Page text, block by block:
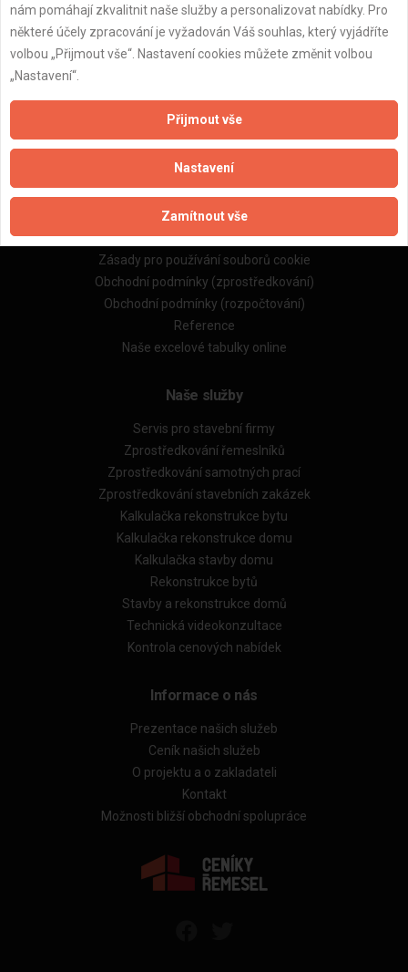
ZPĚT
Naše firmy a řemeslníci
Zpracování a ochrana osobních údajů
Zásady pro používání souborů cookie
Obchodní podmínky (zprostředkování)
Obchodní podmínky (rozpočtování)
Reference
Naše excelové tabulky online
Naše služby
Servis pro stavební firmy
Zprostředkování řemeslníků
Zprostředkování samotných prací
Zprostředkování stavebních zakázek
Kalkulačka rekonstrukce bytu
Kalkulačka rekonstrukce domu
Kalkulačka stavby domu
Rekonstrukce bytů
Stavby a rekonstrukce domů
Technická videokonzultace
Kontrola cenových nabídek
Informace o nás
Prezentace našich služeb
Ceník našich služeb
O projektu a o zakladateli
Kontakt
Možnosti bližší obchodní spolupráce
nám pomáhají zkvalitnit naše služby a personalizovat nabídky. Pro
některé účely zpracování je vyžadován Váš souhlas, který vyjádříte
volbou „Přijmout vše“. Nastavení cookies můžete změnit volbou
„Nastavení“.
Přijmout vše
Nastavení
Zamítnout vše